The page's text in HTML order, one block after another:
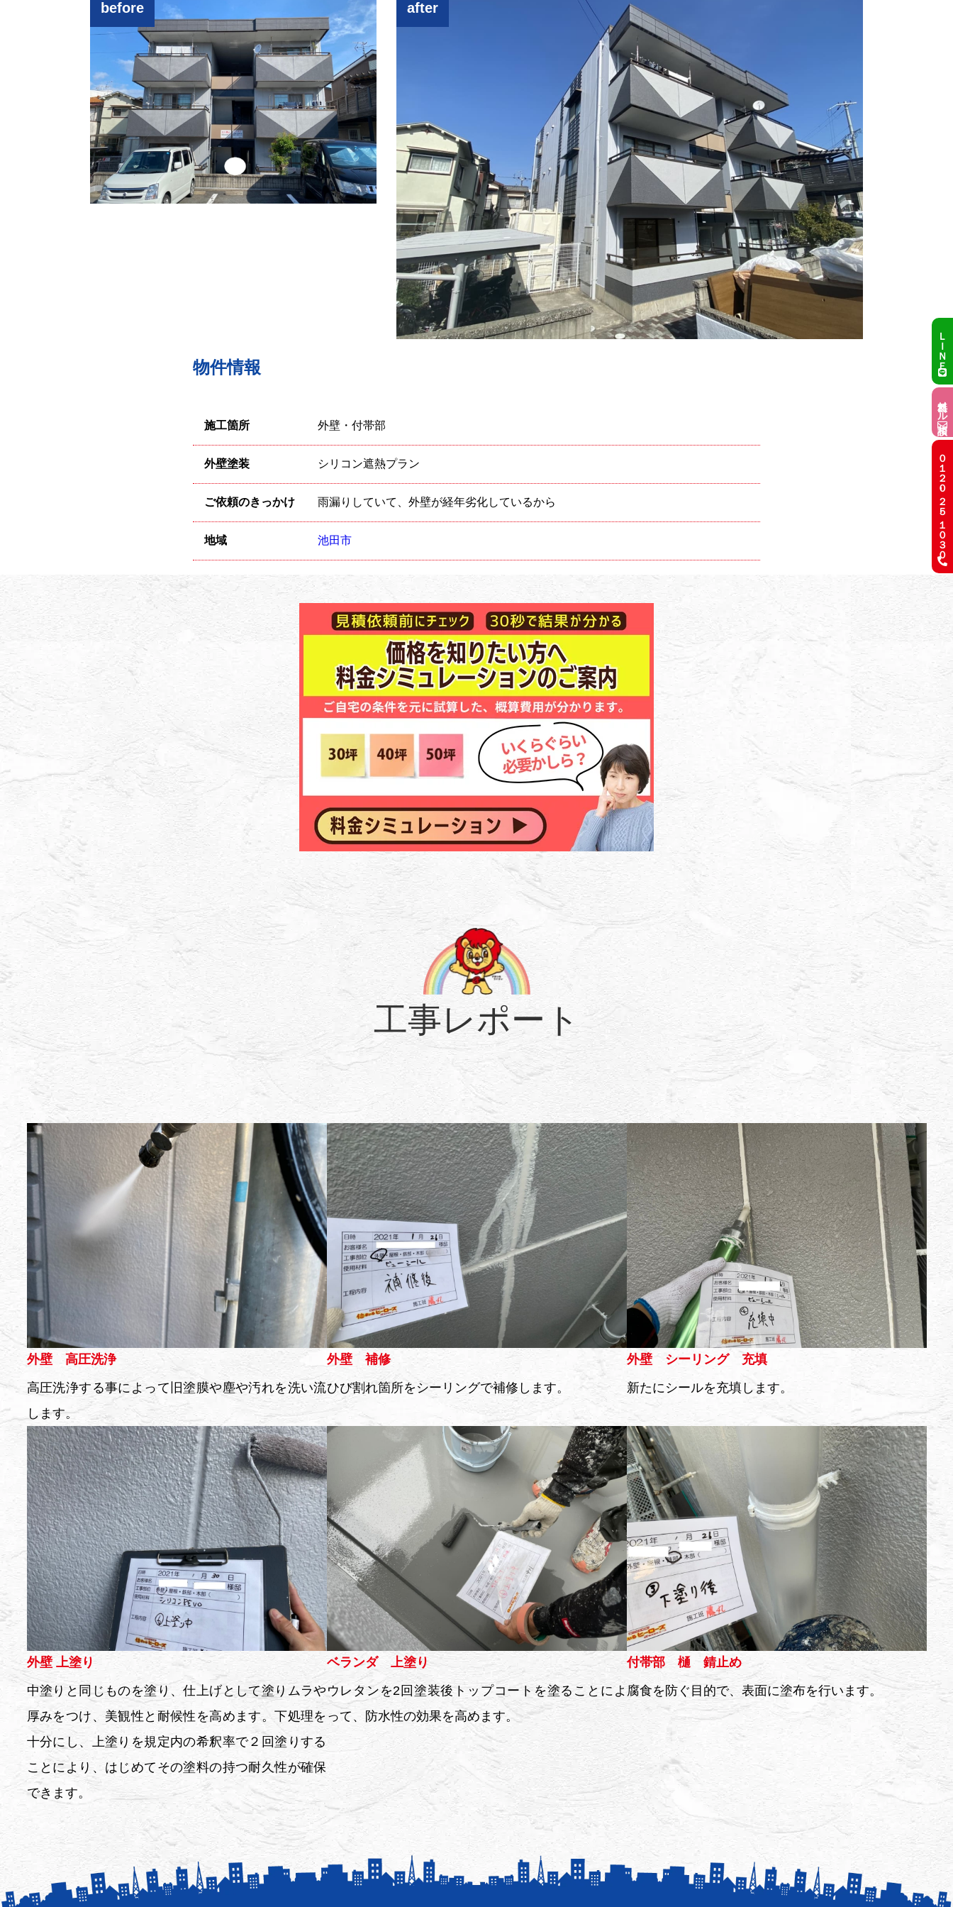
物件情報
施工箇所 外壁・付帯部
外壁塗装 シリコン遮熱プラン
ご依頼のきっかけ 雨漏りしていて、外壁が経年劣化しているから
地域 池田市
工事レポート
外壁 高圧洗浄
高圧洗浄する事によって旧塗膜や塵や汚れを洗い流
します。
外壁 補修
ひび割れ箇所をシーリングで補修します。
外壁 シーリング 充填
新たにシールを充填します。
外壁 上塗り
中塗りと同じものを塗り、仕上げとして塗りムラや
厚みをつけ、美観性と耐候性を高めます。下処理を
十分にし、上塗りを規定内の希釈率で２回塗りする
ことにより、はじめてその塗料の持つ耐久性が確保
できます。
ベランダ 上塗り
ウレタンを2回塗装後トップコートを塗ることによ
って、防水性の効果を高めます。
付帯部 樋 錆止め
腐食を防ぐ目的で、表面に塗布を行います。
ＬＩＮＥ
無料メール相談
０１２０-２５-１０３０